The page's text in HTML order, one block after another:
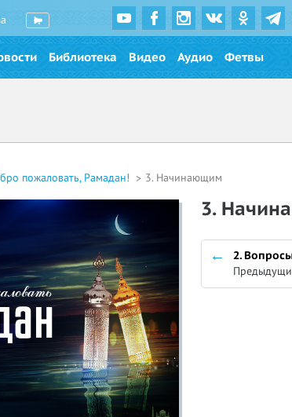
Библиотека Видео Аудио Фетвы
пожаловать, Рамадан! 3. Начинающим
3.
2.